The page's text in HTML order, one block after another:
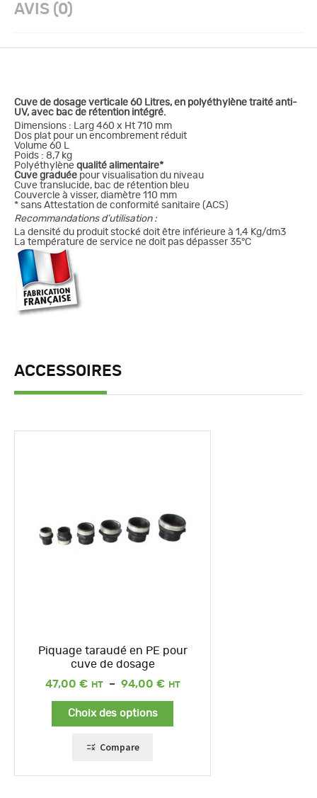
AVIS (0)
Cuve de dosage verticale 60 Litres, en polyéthylène traité anti-
UV, avec bac de rétention intégré.
Dimensions : Larg 460 x Ht 710 mm
Dos plat pour un encombrement réduit
Volume 60 L
Poids : 8,7 kg
Polyéthylène qualité alimentaire*
Cuve graduée pour visualisation du niveau
Cuve translucide, bac de rétention bleu
Couvercle à visser, diamètre 110 mm
* sans Attestation de conformité sanitaire (ACS)
Recommandations d’utilisation :
La densité du produit stocké doit être inférieure à 1,4 Kg/dm3
La température de service ne doit pas dépasser 35°C
ACCESSOIRES
Piquage taraudé en PE pour
cuve de dosage
47,00 € – 94,00 €
Plage
Choix des options
Compare